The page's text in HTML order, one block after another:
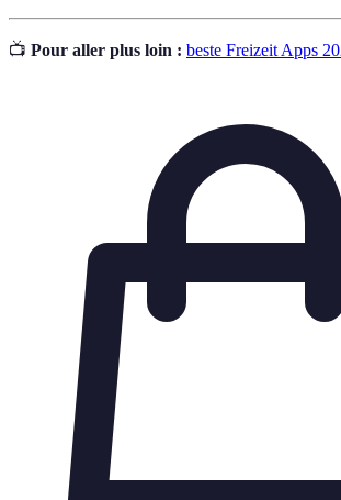
📺 Pour aller plus loin : beste Freizeit Apps